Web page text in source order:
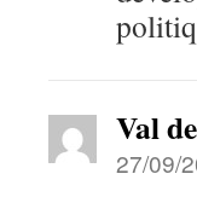
Val
27/09/